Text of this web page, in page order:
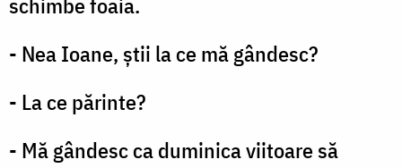
- Nea Ioane, știi la ce mă gândesc?
- La ce părinte?
- Mă gândesc ca duminica viitoare să